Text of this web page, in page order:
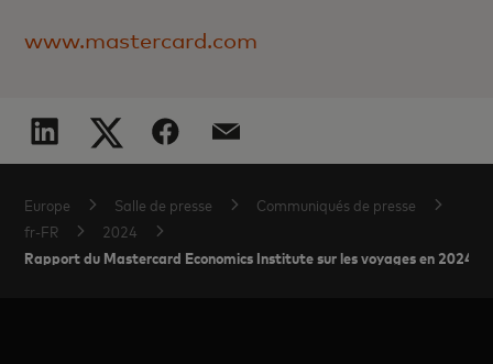
www.mastercard.com
Europe Salle de presse
Communiqués de presse
fr-FR
2024
Rapport du Mastercard Economics Institute sur les voyages en 2024 :